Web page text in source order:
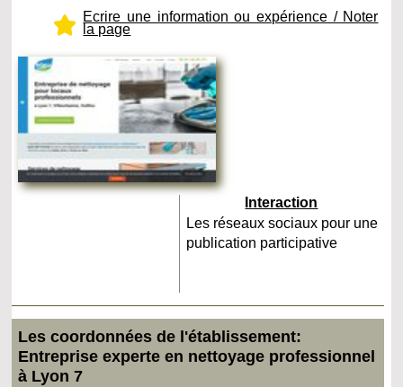
Ecrire une information ou expérience / Noter
la page
Interaction
Les réseaux sociaux pour une
publication participative
Les coordonnées de l'établissement:
Entreprise experte en nettoyage professionnel
à Lyon 7